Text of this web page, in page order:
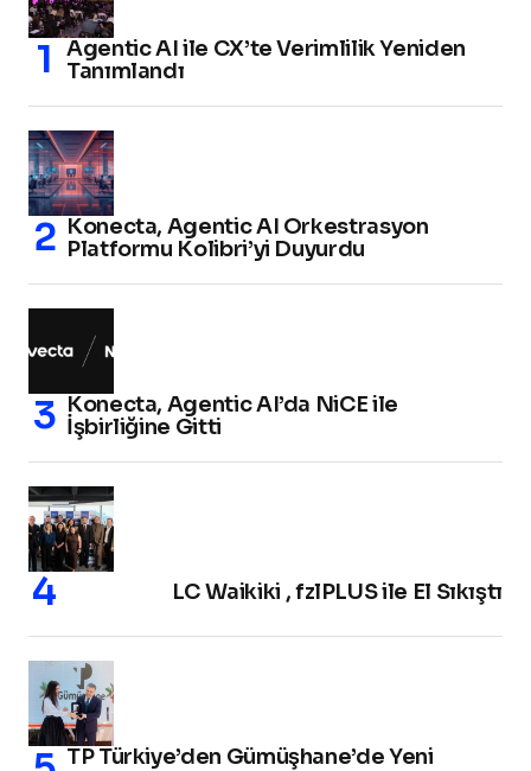
Agentic AI ile CX’te Verimlilik Yeniden
Tanımlandı
Konecta, Agentic AI Orkestrasyon
Platformu Kolibri’yi Duyurdu
Konecta, Agentic AI’da NiCE ile
İşbirliğine Gitti
LC Waikiki , fzlPLUS ile El Sıkıştı
TP Türkiye’den Gümüşhane’de Yeni